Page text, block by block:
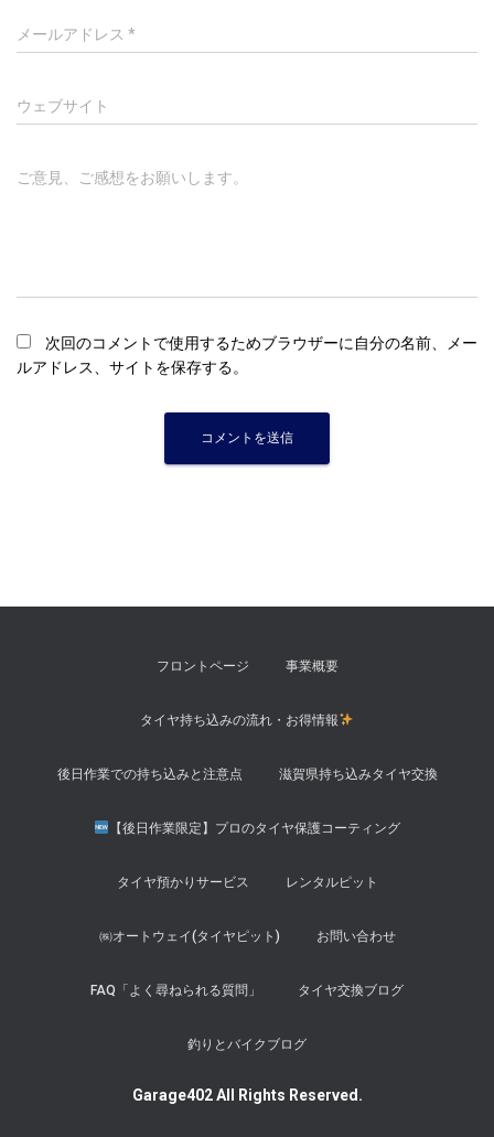
メールアドレス *
ウェブサイト
ご意見、ご感想をお願いします。
次回のコメントで使用するためブラウザーに自分の名前、メー
ルアドレス、サイトを保存する。
フロントページ 事業概要
タイヤ持ち込みの流れ・お得情報
後日作業での持ち込みと注意点 滋賀県持ち込みタイヤ交換
【後日作業限定】プロのタイヤ保護コーティング
タイヤ預かりサービス レンタルピット
㈱オートウェイ(タイヤピット) お問い合わせ
FAQ「よく尋ねられる質問」 タイヤ交換ブログ
釣りとバイクブログ
Garage402 All Rights Reserved.